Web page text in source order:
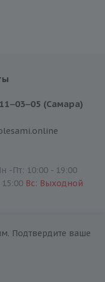
(Самара)
-Пт: 10:00 - 19:00
Вс: Выходной
Подтвердите ваше